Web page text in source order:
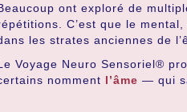
ont exploré de
C’est que le
les strates anciennes de
Voyage Neuro Sensoriel®
nomment l’âme — qui